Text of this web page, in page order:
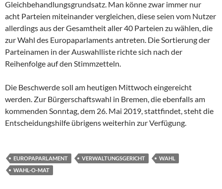
Gleichbehandlungsgrundsatz. Man könne zwar immer nur
acht Parteien miteinander vergleichen, diese seien vom Nutzer
allerdings aus der Gesamtheit aller 40 Parteien zu wählen, die
zur Wahl des Europaparlaments antreten. Die Sortierung der
Parteinamen in der Auswahlliste richte sich nach der
Reihenfolge auf den Stimmzetteln.
Die Beschwerde soll am heutigen Mittwoch eingereicht
werden. Zur Bürgerschaftswahl in Bremen, die ebenfalls am
kommenden Sonntag, dem 26. Mai 2019, stattfindet, steht die
Entscheidungshilfe übrigens weiterhin zur Verfügung.
EUROPAPARLAMENT VERWALTUNGSGERICHT
WAHL
WAHL-O-MAT